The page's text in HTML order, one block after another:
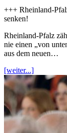
+++ Rheinland-
senken!
Rheinland-Pfalz
nie einen „von
aus dem neuen…
[weiter...]